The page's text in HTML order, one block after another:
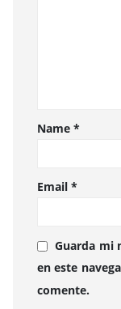
Name*
Email*
Guarda mi
en este
comente.